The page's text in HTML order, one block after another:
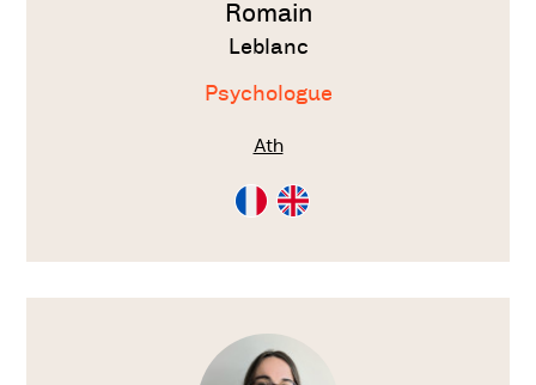
Romain
Leblanc
Psychologue
Ath
Consultation
en
Consultation
en
Voir